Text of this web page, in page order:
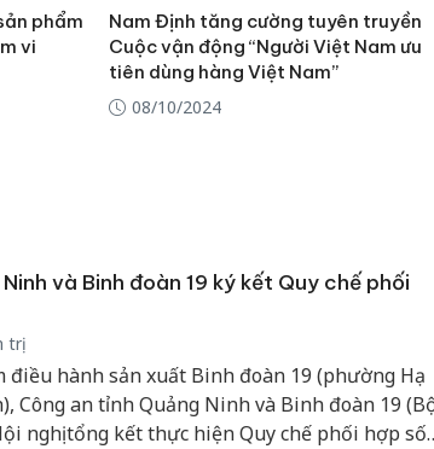
phẩm
vi
Nam Định tăng cường tuyên truyền
Cuộc vận động “Người Việt Nam ưu
tiên dùng hàng Việt Nam”
08/10/2024
và Binh đoàn 19 ký kết Quy chế phối
trị
điều hành sản xuất Binh đoàn 19 (phường Hạ
Công an tỉnh Quảng Ninh và Binh đoàn 19
nghị tổng kết thực hiện Quy chế phối hợp số
chủ mưu đường
bán hàng giả
Quốc ra đầu thú